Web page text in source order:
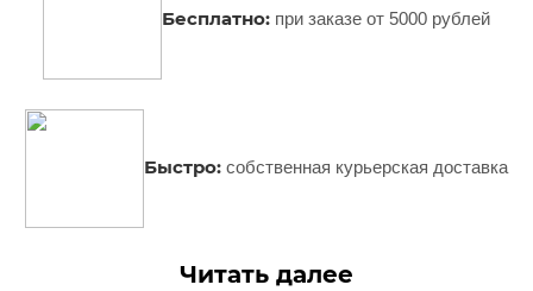
Бесплатно: при заказе от 5000 рублей
Быстро: собственная курьерская доставка
Читать далее